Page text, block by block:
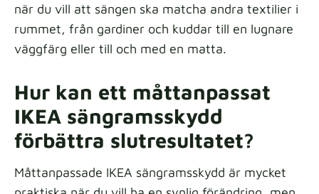
när du vill att sängen ska matcha andra textilier i
rummet, från gardiner och kuddar till en lugnare
väggfärg eller till och med en matta.
Hur kan ett måttanpassat
IKEA sängramsskydd
förbättra slutresultatet?
Måttanpassade IKEA sängramsskydd är mycket